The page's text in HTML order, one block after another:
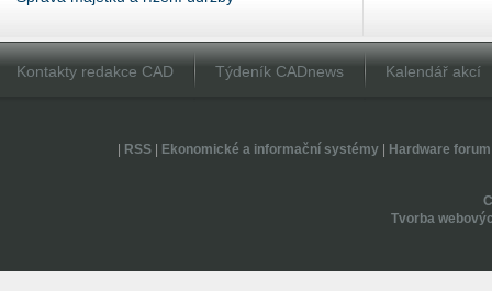
Kontakty redakce CAD Týdeník CADnews Kalendář akcí
RSS| Ekonomické a informační systémy| Hardware forum
Tvorba